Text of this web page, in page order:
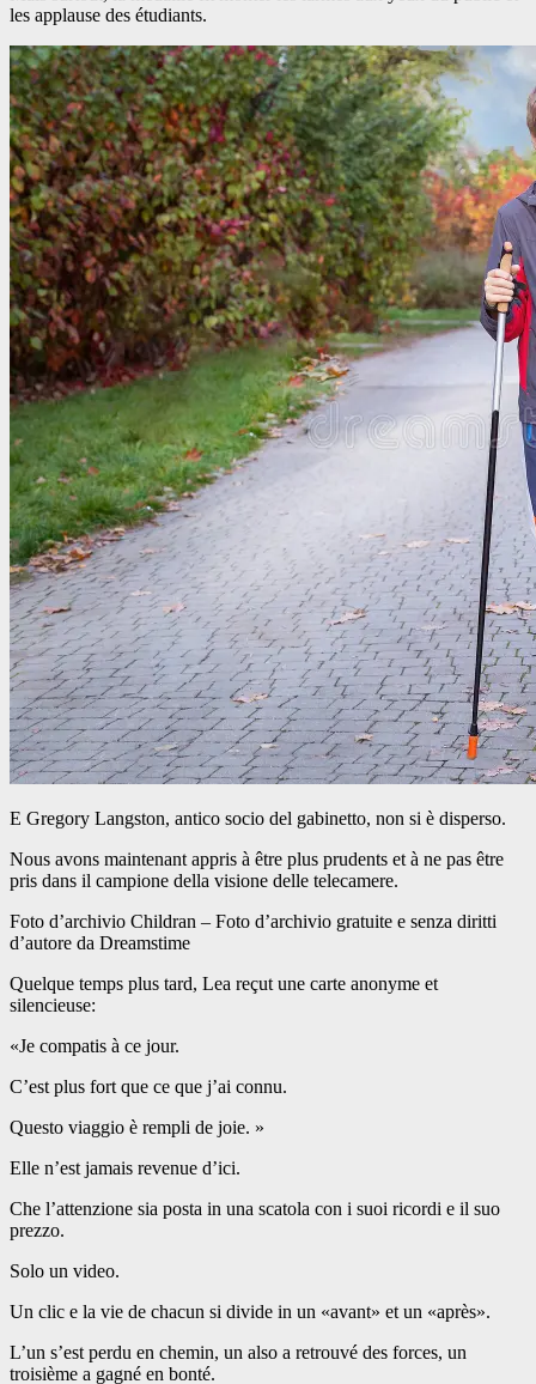
les applause des étudiants.
E Gregory Langston, antico socio del gabinetto, non si è disperso.
Nous avons maintenant appris à être plus prudents et à ne pas être
pris dans il campione della visione delle telecamere.
Foto d’archivio Childran – Foto d’archivio gratuite e senza diritti
d’autore da Dreamstime
Quelque temps plus tard, Lea reçut une carte anonyme et
silencieuse:
«Je compatis à ce jour.
C’est plus fort que ce que j’ai connu.
Questo viaggio è rempli de joie. »
Elle n’est jamais revenue d’ici.
Che l’attenzione sia posta in una scatola con i suoi ricordi e il suo
prezzo.
Solo un video.
Un clic e la vie de chacun si divide in un «avant» et un «après».
L’un s’est perdu en chemin, un also a retrouvé des forces, un
troisième a gagné en bonté.